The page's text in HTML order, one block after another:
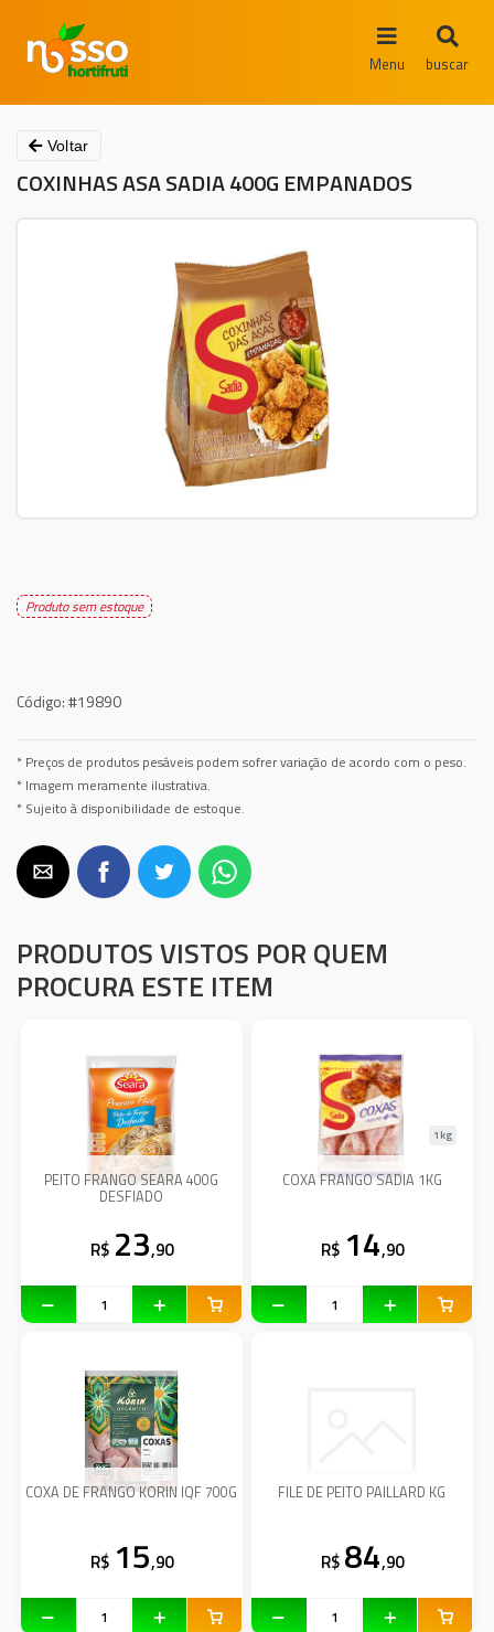
Menu buscar
Voltar
COXINHAS ASA SADIA 400G EMPANADOS
Produto sem estoque
Código:#19890
* Preços de produtos pesáveis podem sofrer variação de acordo com o peso.
* Imagem meramente ilustrativa.
* Sujeito à disponibilidade de estoque.
PRODUTOS VISTOS POR QUEM
PROCURA ESTE ITEM
PEITO FRANGO SEARA 400G
DESFIADO
R$ 23,90
COXA FRANGO SADIA 1KG
1kg
R$ 14,90
COXA DE FRANGO KORIN IQF 700G
R$ 15,90
FILE DE PEITO PAILLARD KG
R$ 84,90